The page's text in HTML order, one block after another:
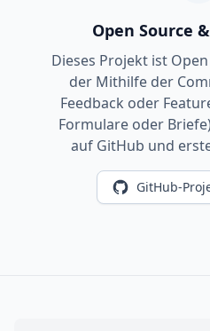
Open Source
Dieses Projekt ist
der Mithilfe der
Feedback oder
Formulare oder
auf GitHub und
GitHub-